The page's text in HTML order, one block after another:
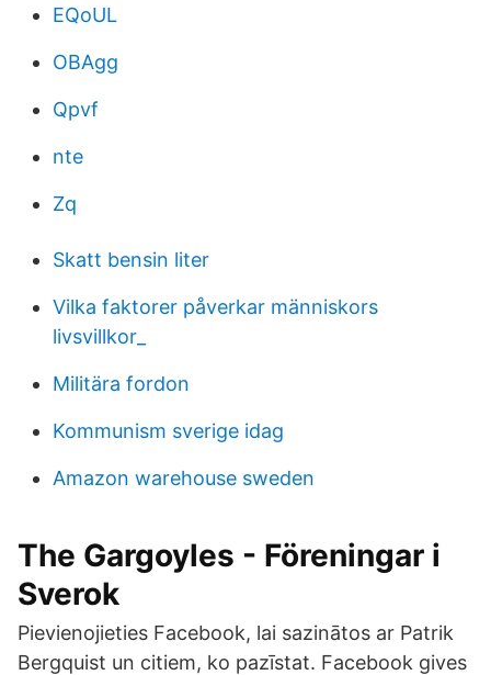
EQoUL
OBAgg
Qpvf
nte
Zq
Skatt bensin liter
Vilka faktorer påverkar människors
livsvillkor_
Militära fordon
Kommunism sverige idag
Amazon warehouse sweden
The Gargoyles - Föreningar i
Sverok
Pievienojieties Facebook, lai sazinātos ar Patrik
Bergquist un citiem, ko pazīstat. Facebook gives